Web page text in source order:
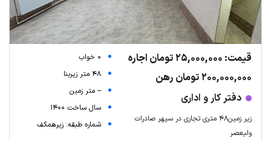
قیمت: 25,000,000 تومان اجاره
200,000,000 تومان رهن
دفتر کار و اداری
زیر زمین۴۸ متری تجاری در سپهر صادرات
ولیعصر
0 خواب
48 متر زیربنا
-- متر زمین
سال ساخت 1400
شماره طبقه: زیرهمکف